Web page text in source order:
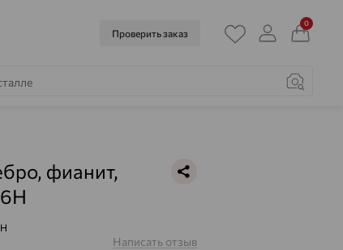
Проверить заказ
0
фианит,
Написать отзыв